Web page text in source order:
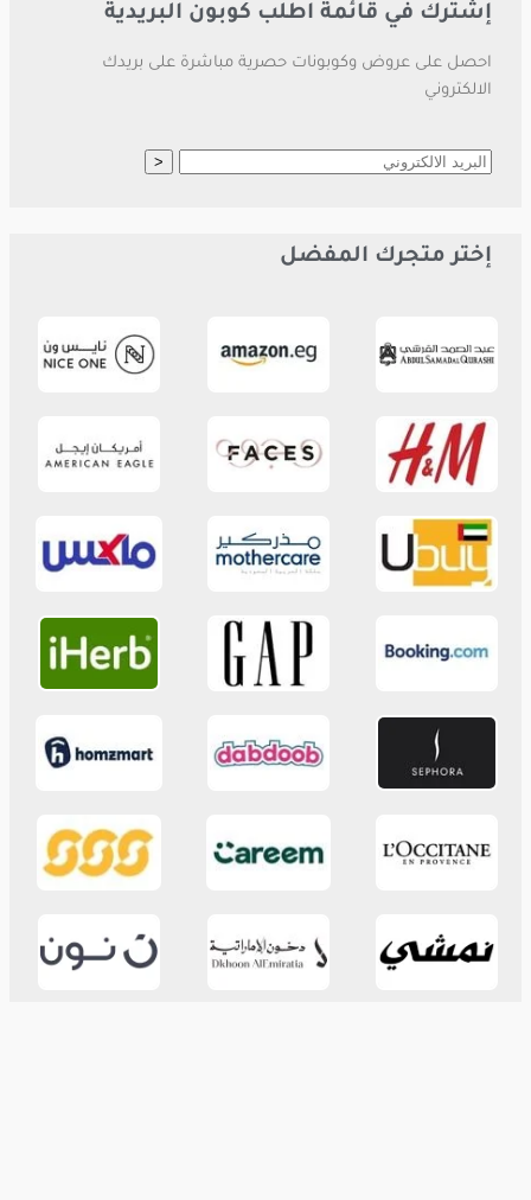
إشترك في قائمة اطلب كوبون البريدية
احصل على عروض وكوبونات حصرية مباشرة على بريدك
الالكتروني
إختر متجرك المفضل